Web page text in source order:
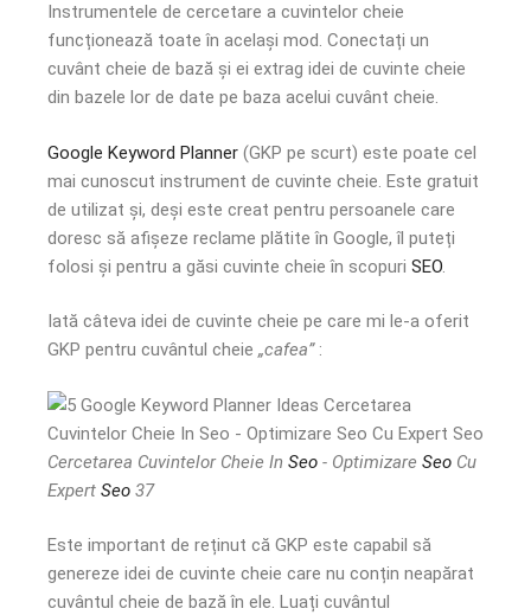
Instrumentele de cercetare a cuvintelor cheie
funcționează toate în același mod. Conectați un
cuvânt cheie de bază și ei extrag idei de cuvinte cheie
din bazele lor de date pe baza acelui cuvânt cheie.
Google Keyword Planner (GKP pe scurt) este poate cel
mai cunoscut instrument de cuvinte cheie. Este gratuit
de utilizat și, deși este creat pentru persoanele care
doresc să afișeze reclame plătite în Google, îl puteți
folosi și pentru a găsi cuvinte cheie în scopuri SEO.
Iată câteva idei de cuvinte cheie pe care mi le-a oferit
GKP pentru cuvântul cheie „cafea”:
Cercetarea Cuvintelor Cheie In Seo - Optimizare Seo Cu
Expert Seo 37
Este important de reținut că GKP este capabil să
genereze idei de cuvinte cheie care nu conțin neapărat
cuvântul cheie de bază în ele. Luați cuvântul